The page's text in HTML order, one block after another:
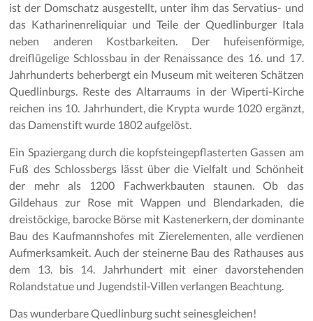
ist der Domschatz ausgestellt, unter ihm das Servatius- und
das Katharinenreliquiar und Teile der Quedlinburger Itala
neben anderen Kostbarkeiten. Der hufeisenförmige,
dreiflügelige Schlossbau in der Renaissance des 16. und 17.
Jahrhunderts beherbergt ein Museum mit weiteren Schätzen
Quedlinburgs. Reste des Altarraums in der Wiperti-Kirche
reichen ins 10. Jahrhundert, die Krypta wurde 1020 ergänzt,
das Damenstift wurde 1802 aufgelöst.
Ein Spaziergang durch die kopfsteingepflasterten Gassen am
Fuß des Schlossbergs lässt über die Vielfalt und Schönheit
der mehr als 1200 Fachwerkbauten staunen. Ob das
Gildehaus zur Rose mit Wappen und Blendarkaden, die
dreistöckige, barocke Börse mit Kastenerkern, der dominante
Bau des Kaufmannshofes mit Zierelementen, alle verdienen
Aufmerksamkeit. Auch der steinerne Bau des Rathauses aus
dem 13. bis 14. Jahrhundert mit einer davorstehenden
Rolandstatue und Jugendstil-Villen verlangen Beachtung.
Das wunderbare Quedlinburg sucht seinesgleichen!